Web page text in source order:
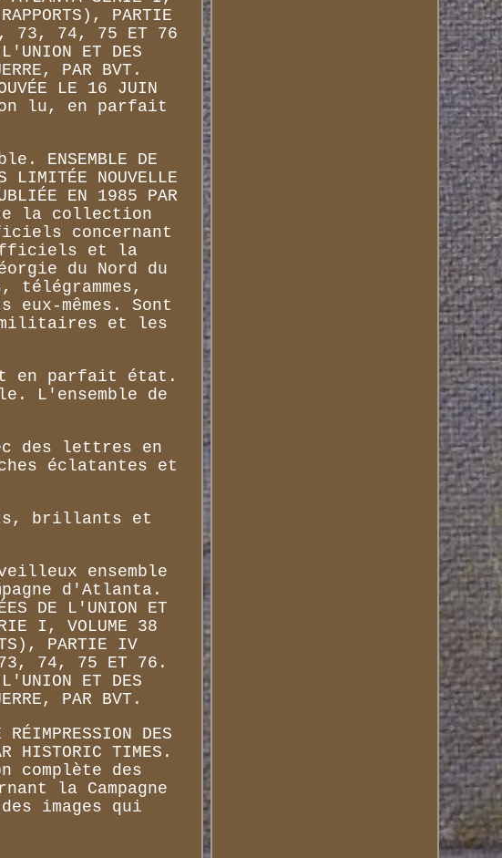
PARTIE
72, 73, 74, 75 ET 76
L'UNION ET DES
PAR BVT.
LE 16 JUIN
lu, en parfait
DE
LIMITÉE NOUVELLE
EN 1985 PAR
la collection
concernant
officiels et la
du Nord du
mêmes. Sont
militaires et les
en parfait état.
L'ensemble de
des lettres en
éclatantes et
brillants et
ensemble
d'Atlanta.
DE L'UNION ET
I, VOLUME 38
PARTIE IV
73, 74, 75 ET 76.
L'UNION ET DES
PAR BVT.
DES
HISTORIC TIMES.
complète des
la Campagne
images qui